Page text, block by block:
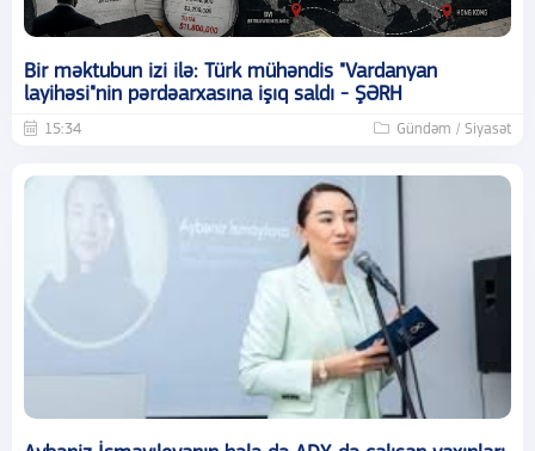
Bir məktubun izi ilə: Türk mühəndis "Vardanyan
layihəsi"nin pərdəarxasına işıq saldı - ŞƏRH
15:34 Gündəm / Siyasət